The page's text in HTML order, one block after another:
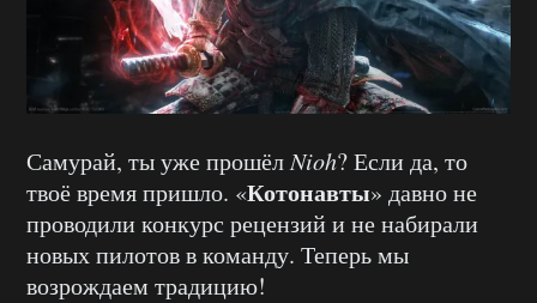
Самурай, ты уже прошёлNioh? Если да, то
твоё время пришло. «Котонавты» давно не
проводили конкурс рецензий и не набирали
новых пилотов в команду. Теперь мы
возрождаем традицию!